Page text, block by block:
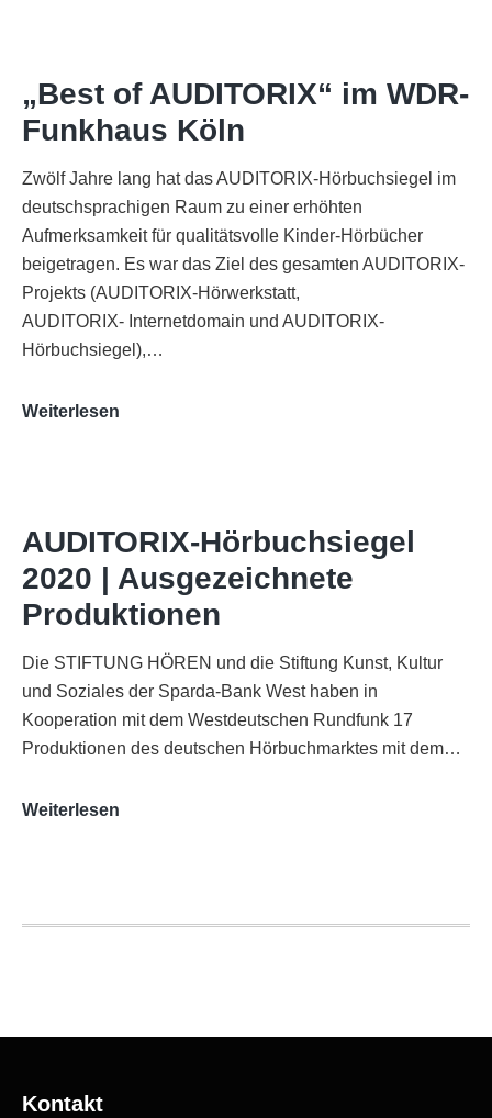
„Best of AUDITORIX“ im WDR-
Funkhaus Köln
Zwölf Jahre lang hat das AUDITORIX-Hörbuchsiegel im
deutschsprachigen Raum zu einer erhöhten
Aufmerksamkeit für qualitätsvolle Kinder-Hörbücher
beigetragen. Es war das Ziel des gesamten AUDITORIX-
Projekts (AUDITORIX-Hörwerkstatt,
AUDITORIX- Internetdomain und AUDITORIX-
Hörbuchsiegel),…
Weiterlesen
Funkhaus
Köln
AUDITORIX-Hörbuchsiegel
2020 | Ausgezeichnete
Produktionen
Die STIFTUNG HÖREN und die Stiftung Kunst, Kultur
und Soziales der Sparda-Bank West haben in
Kooperation mit dem Westdeutschen Rundfunk 17
Produktionen des deutschen Hörbuchmarktes mit dem…
Weiterlesen
Ausgezeichnete
Kontakt